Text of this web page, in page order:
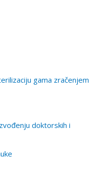
gama zračenjem
doktorskih i